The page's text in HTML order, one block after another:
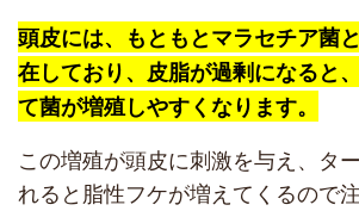
頭皮には、もともとマラセチア菌
在しており、皮脂が過剰になると
て菌が増殖しやすくなります。
この増殖が頭皮に刺激を与え、タ
れると脂性フケが増えてくるので